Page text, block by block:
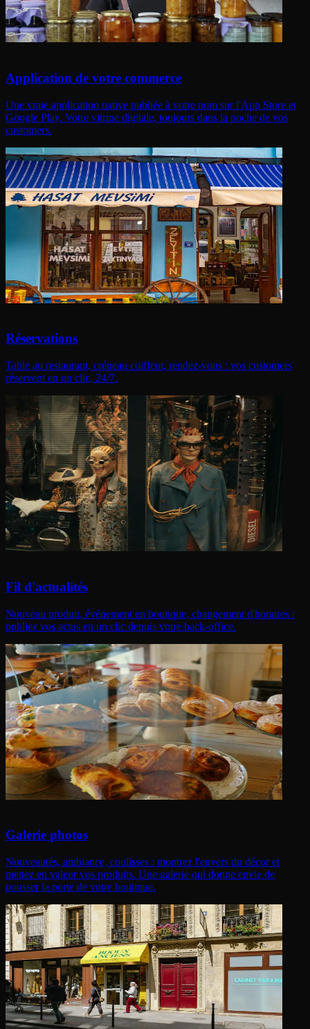
Application de votre commerce
Une vraie application native publiée à votre nom sur l'App Store et
Google Play. Votre vitrine digitale, toujours dans la poche de vos
customers.
Réservations
Table au restaurant, créneau coiffeur, rendez-vous : vos customers
réservent en un clic, 24/7.
Fil d'actualités
Nouveau produit, événement en boutique, changement d'horaires :
publiez vos actus en un clic depuis votre back-office.
Galerie photos
Nouveautés, ambiance, coulisses : montrez l'envers du décor et
mettez en valeur vos produits. Une galerie qui donne envie de
pousser la porte de votre boutique.